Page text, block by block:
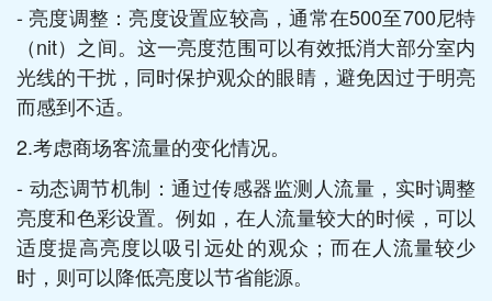
- 亮度调整：亮度设置应较高，通常在500至700尼特
（nit）之间。这一亮度范围可以有效抵消大部分室内
光线的干扰，同时保护观众的眼睛，避免因过于明亮
而感到不适。
2.考虑商场客流量的变化情况。
- 动态调节机制：通过传感器监测人流量，实时调整
亮度和色彩设置。例如，在人流量较大的时候，可以
适度提高亮度以吸引远处的观众；而在人流量较少
时，则可以降低亮度以节省能源。